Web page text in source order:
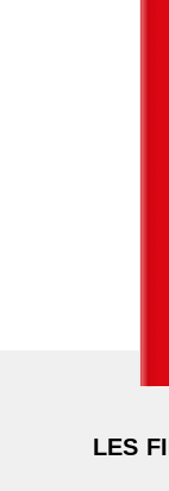
LES